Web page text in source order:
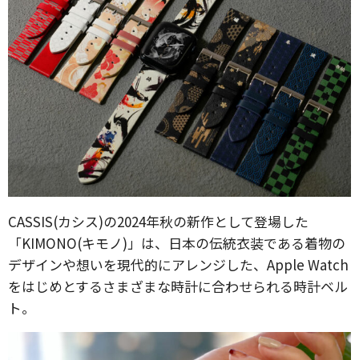
CASSIS(カシス)の2024年秋の新作として登場した
「KIMONO(キモノ)」は、日本の伝統衣装である着物の
デザインや想いを現代的にアレンジした、Apple Watch
をはじめとするさまざまな時計に合わせられる時計ベル
ト。